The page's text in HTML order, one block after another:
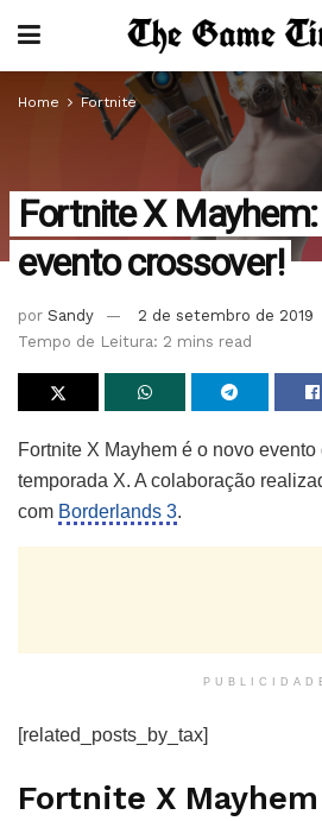
Home Fortnite
Fortnite X
evento crossover!
por Sandy
2 de setembro de 2019
Tempo de Leitura: 2 mins read
Fortnite X Mayhem é o novo
temporada X. A colaboração
com Borderlands 3.
[related_posts_by_tax]
Fortnite X